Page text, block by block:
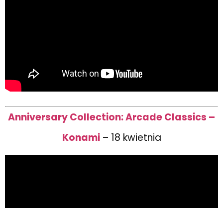
Anniversary Collection: Arcade Classics –
Konami– 18 kwietnia